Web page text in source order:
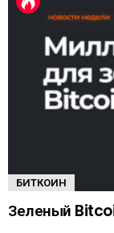
БИТКОИН
Зеленый